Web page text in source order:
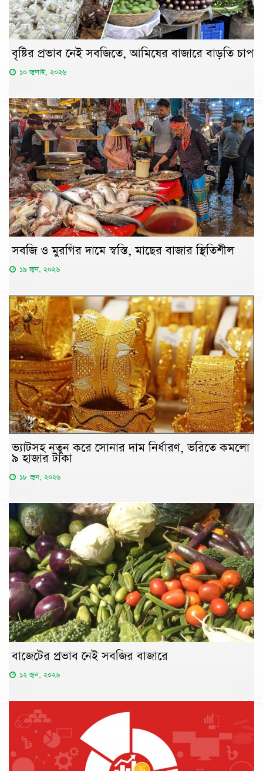
বৃষ্টির প্রভাব নেই সবজিতে, আমিষের বাজারে বাড়তি চাপ
১০ জুলাই, ২০২৬
সবজি ও মুরগির দামে স্বস্তি, মাছের বাজার স্থিতিশীল
১৯ জুন, ২০২৬
ভ্যাটসহ নতুন করে সোনার দাম নির্ধারণ, ভরিতে কমলো
৯ হাজার টাকা
১৮ জুন, ২০২৬
বাজেটের প্রভাব নেই সবজির বাজারে
১২ জুন, ২০২৬